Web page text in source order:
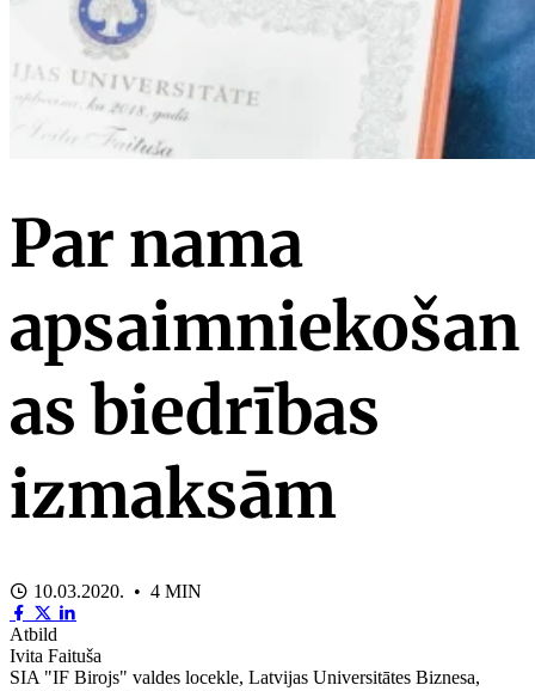
Par nama
apsaimniekošan
as biedrības
izmaksām
10.03.2020. • 4 MIN
Atbild
Ivita Faituša
SIA "IF Birojs" valdes locekle, Latvijas Universitātes Biznesa,